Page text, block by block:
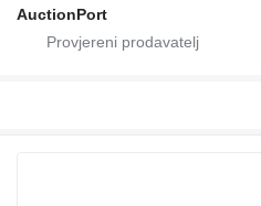
AuctionPort